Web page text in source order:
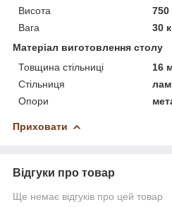
Висота
Вага
30
Матеріал виготовлення столу
Товщина стільниці
16
Стільниця
Опори
Приховати
Відгуки про товар
Ще немає відгуків про цей товар